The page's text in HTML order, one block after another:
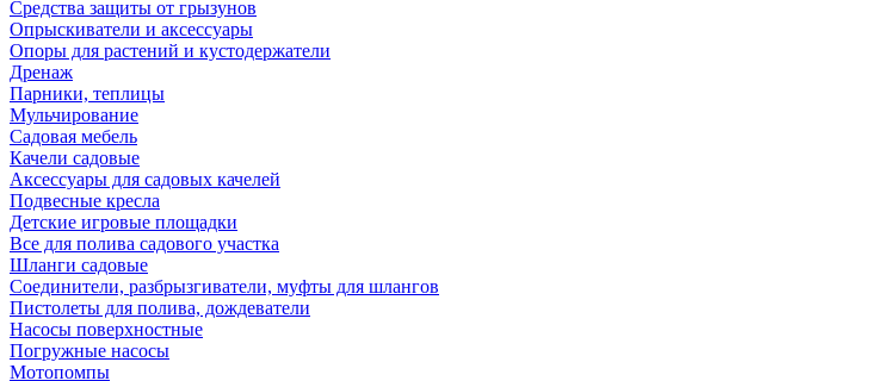
Средства защиты от грызунов
Опрыскиватели и аксессуары
Опоры для растений и кустодержатели
Дренаж
Парники, теплицы
Мульчирование
Садовая мебель
Качели садовые
Аксессуары для садовых качелей
Подвесные кресла
Детские игровые площадки
Все для полива садового участка
Шланги садовые
Соединители, разбрызгиватели, муфты для шлангов
Пистолеты для полива, дождеватели
Насосы поверхностные
Погружные насосы
Мотопомпы